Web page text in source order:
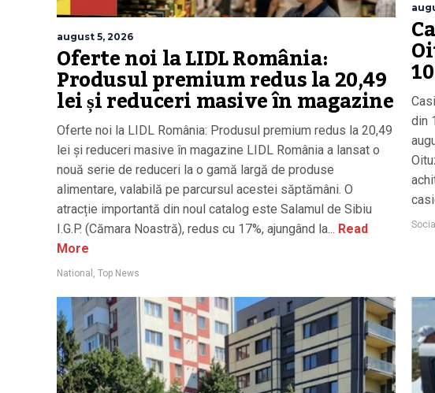
august 5, 2026
Oferte noi la LIDL România:
Produsul premium redus la 20,49
lei și reduceri masive în magazine
Oferte noi la LIDL România: Produsul premium redus la 20,49
lei și reduceri masive în magazine LIDL România a lansat o
nouă serie de reduceri la o gamă largă de produse
alimentare, valabilă pe parcursul acestei săptămâni. O
atracție importantă din noul catalog este Salamul de Sibiu
I.G.P. (Cămara Noastră), redus cu 17%, ajungând la... Read
More
National , Top News
din
Social